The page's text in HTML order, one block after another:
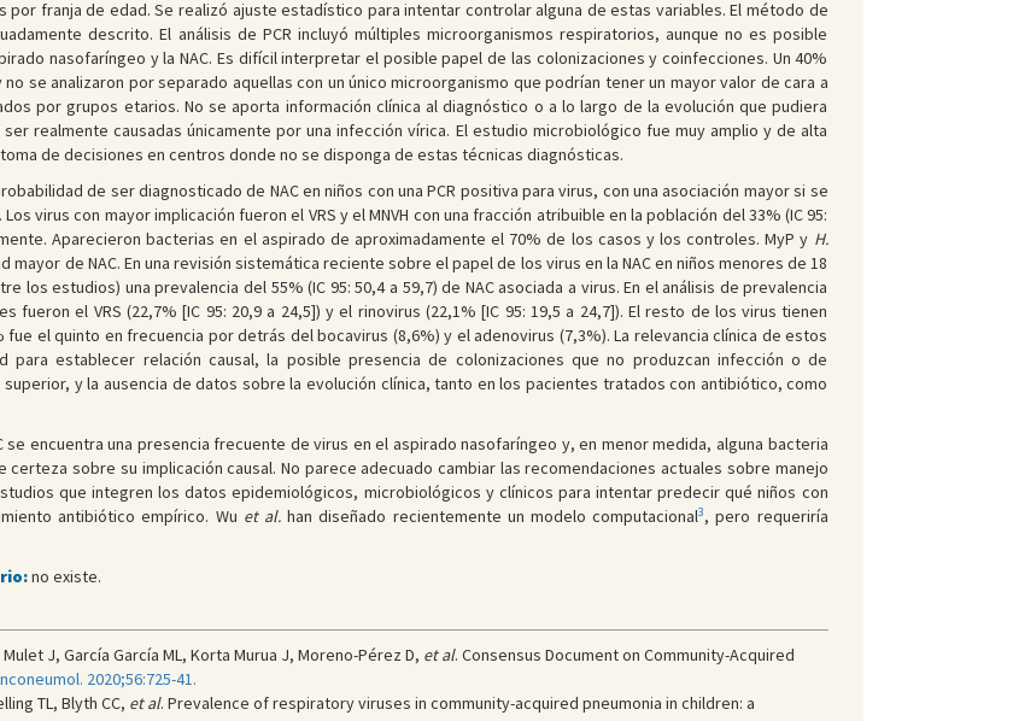
franja de edad. Se realizó ajuste estadístico para intentar controlar alguna de estas variables. El método de
descrito. El análisis de PCR incluyó múltiples microorganismos respiratorios, aunque no es posible
nasofaríngeo y la NAC. Es difícil interpretar el posible papel de las colonizaciones y coinfecciones. Un 40%
se analizaron por separado aquellas con un único microorganismo que podrían tener un mayor valor de cara a
por grupos etarios. No se aporta información clínica al diagnóstico o a lo largo de la evolución que pudiera
realmente causadas únicamente por una infección vírica. El estudio microbiológico fue muy amplio y de alta
de decisiones en centros donde no se disponga de estas técnicas diagnósticas.
de ser diagnosticado de NAC en niños con una PCR positiva para virus, con una asociación mayor si se
virus con mayor implicación fueron el VRS y el MNVH con una fracción atribuible en la población del 33% (IC 95:
Aparecieron bacterias en el aspirado de aproximadamente el 70% de los casos y los controles. MyP y H.
de NAC. En una revisión sistemática reciente sobre el papel de los virus en la NAC en niños menores de 18
los estudios) una prevalencia del 55% (IC 95: 50,4 a 59,7) de NAC asociada a virus. En el análisis de prevalencia
el VRS (22,7% [IC 95: 20,9 a 24,5]) y el rinovirus (22,1% [IC 95: 19,5 a 24,7]). El resto de los virus tienen
fue el quinto en frecuencia por detrás del bocavirus (8,6%) y el adenovirus (7,3%). La relevancia clínica de estos
establecer relación causal, la posible presencia de colonizaciones que no produzcan infección o de
y la ausencia de datos sobre la evolución clínica, tanto en los pacientes tratados con antibiótico, como
se encuentra una presencia frecuente de virus en el aspirado nasofaríngeo y, en menor medida, alguna bacteria
certeza sobre su implicación causal. No parece adecuado cambiar las recomendaciones actuales sobre manejo
que integren los datos epidemiológicos, microbiológicos y clínicos para intentar predecir qué niños con
antibiótico empírico. Wu et al. han diseñado recientemente un modelo computacional3, pero requeriría
no existe.
J, García García ML, Korta Murua J, Moreno-Pérez D, et al. Consensus Document on Community-Acquired
2020;56:725-41.
TL, Blyth CC, et al. Prevalence of respiratory viruses in community-acquired pneumonia in children: a